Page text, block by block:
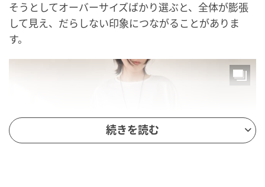
そうとしてオーバーサイズばかり選ぶと、全体が膨張
して見え、だらしない印象につながることがありま
す。
続きを読む